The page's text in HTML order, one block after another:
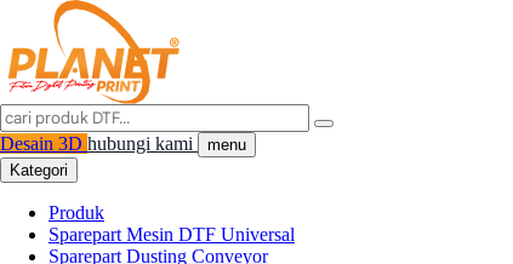
Desain 3D hubungi kami
menu
Kategori
Produk
Sparepart Mesin DTF Universal
Sparepart Dusting Conveyor